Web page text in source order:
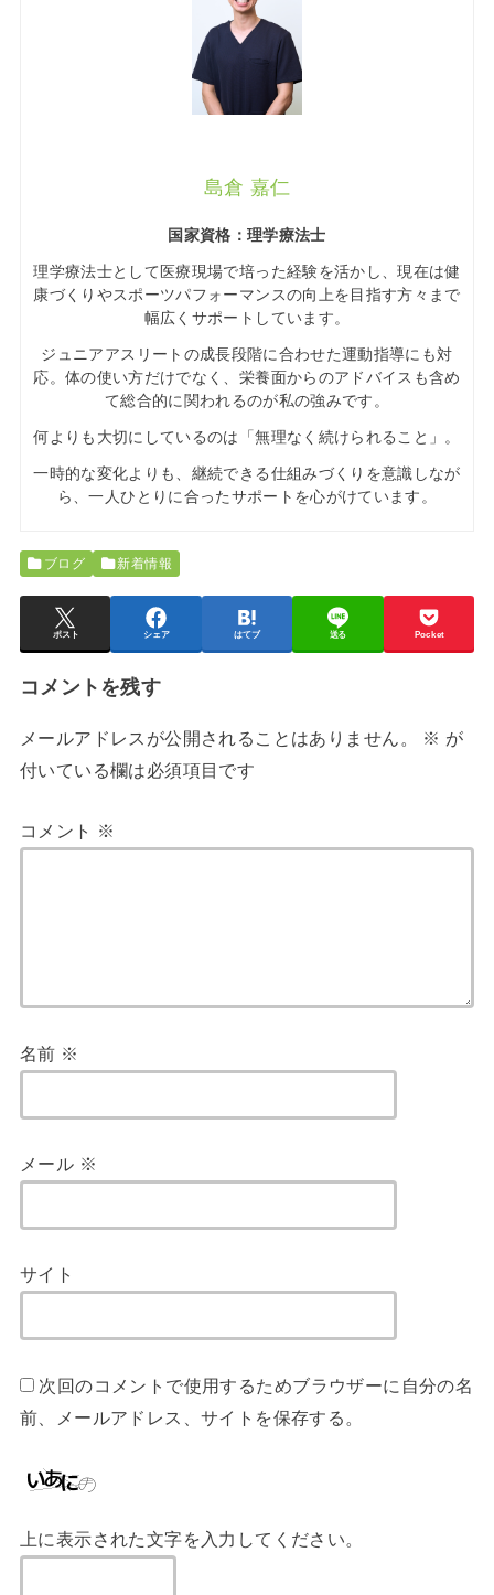
島倉 嘉仁
国家資格：理学療法士
理学療法士として医療現場で培った経験を活かし、現在は健
康づくりやスポーツパフォーマンスの向上を目指す方々まで
幅広くサポートしています。
ジュニアアスリートの成長段階に合わせた運動指導にも対
応。体の使い方だけでなく、栄養面からのアドバイスも含め
て総合的に関われるのが私の強みです。
何よりも大切にしているのは「無理なく続けられること」。
一時的な変化よりも、継続できる仕組みづくりを意識しなが
ら、一人ひとりに合ったサポートを心がけています。
ブログ 新着情報
ポスト シェア はてブ 送る Pocket
コメントを残す
メールアドレスが公開されることはありません。 ※ が
付いている欄は必須項目です
コメント ※
名前 ※
メール ※
サイト
次回のコメントで使用するためブラウザーに自分の名
前、メールアドレス、サイトを保存する。
上に表示された文字を入力してください。